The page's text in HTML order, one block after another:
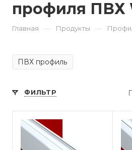
профиля ПВХ
Главная — Продукты —
ПВХ профиль
ФИЛЬТР